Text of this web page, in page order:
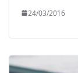
24/03/2016